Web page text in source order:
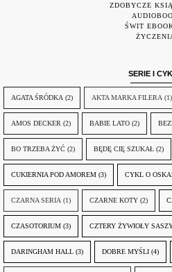
ZDOBYCZE
ŚWIT
SERIE I
AGATA ŚRÓDKA (2) AKTA MARKA FILERA (1)
AMOS DECKER (2) BABIE LATO (2)
BO TRZEBA ŻYĆ (2) BĘDĘ CIĘ SZUKAŁ (2)
CUKIERNIA POD AMOREM (3) CYKL O
CZARNA SERIA (1) CZARNE KOTY (2)
CZASOTORIUM (3) CZTERY ŻYWIOŁY
DARINGHAM HALL (3) DOBRE MYŚLI (4)